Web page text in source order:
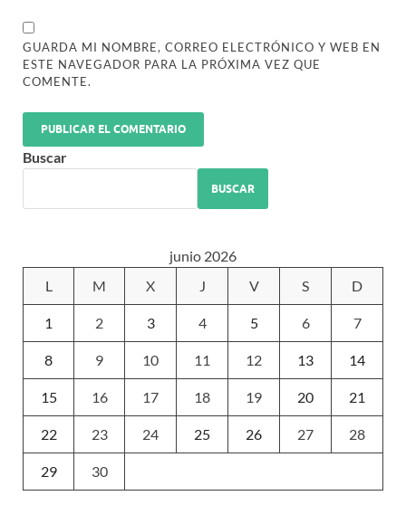
GUARDA MI NOMBRE, CORREO ELECTRÓNICO Y WEB EN
ESTE NAVEGADOR PARA LA PRÓXIMA VEZ QUE
COMENTE.
Buscar
BUSCAR
junio 2026
L
M X J V S D
1 2 3 4 5 6 7
8 9 10 11 12 13 14
15 16 17 18 19 20 21
22 23 24 25 26 27 28
29 30